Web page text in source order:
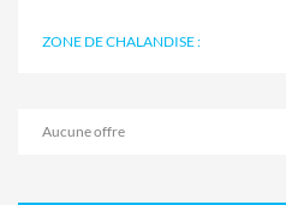
ZONE DE CHALANDISE :
Aucune offre